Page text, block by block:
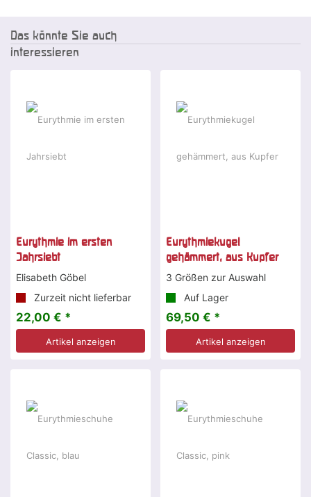
Das könnte Sie auch
interessieren
Eurythmie im ersten
Jahrsiebt
Elisabeth Göbel
Zurzeit nicht lieferbar
22,00 € *
Artikel anzeigen
Eurythmiekugel
gehämmert, aus Kupfer
3 Größen zur Auswahl
Auf Lager
69,50 € *
Artikel anzeigen